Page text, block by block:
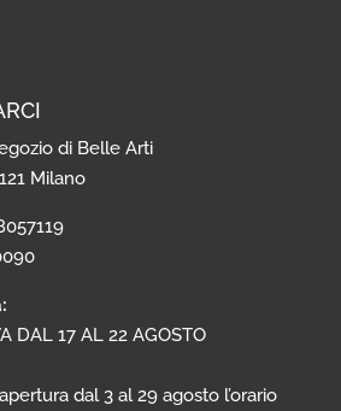
di Belle Arti
Milano
DAL 17 AL 22 AGOSTO
dal 3 al 29 agosto l’orario